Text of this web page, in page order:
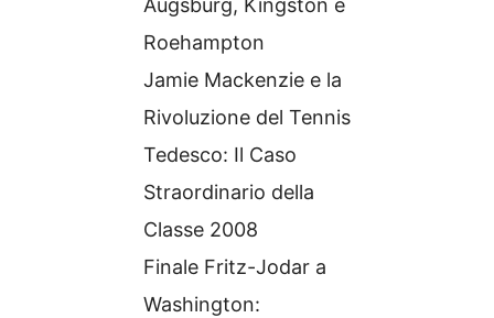
Augsburg, Kingston e
Roehampton
Jamie Mackenzie e la
Rivoluzione del Tennis
Tedesco: Il Caso
Straordinario della
Classe 2008
Finale Fritz-Jodar a
Washington: